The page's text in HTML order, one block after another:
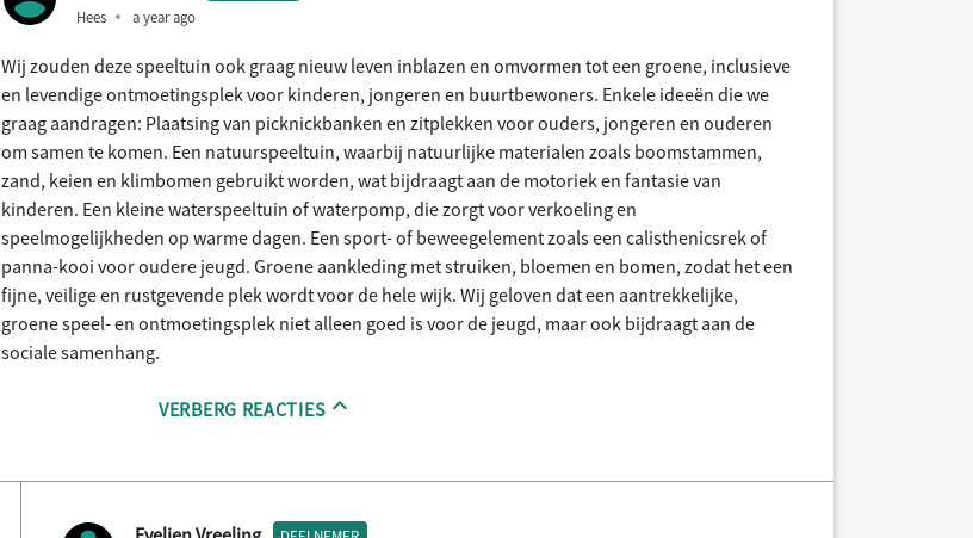
Hees a year ago
Wij zouden deze speeltuin ook graag nieuw leven inblazen en omvormen tot een groene, inclusieve
en levendige ontmoetingsplek voor kinderen, jongeren en buurtbewoners. Enkele ideeën die we
graag aandragen: Plaatsing van picknickbanken en zitplekken voor ouders, jongeren en ouderen
om samen te komen. Een natuurspeeltuin, waarbij natuurlijke materialen zoals boomstammen,
zand, keien en klimbomen gebruikt worden, wat bijdraagt aan de motoriek en fantasie van
kinderen. Een kleine waterspeeltuin of waterpomp, die zorgt voor verkoeling en
speelmogelijkheden op warme dagen. Een sport- of beweegelement zoals een calisthenicsrek of
panna-kooi voor oudere jeugd. Groene aankleding met struiken, bloemen en bomen, zodat het een
fijne, veilige en rustgevende plek wordt voor de hele wijk. Wij geloven dat een aantrekkelijke,
groene speel- en ontmoetingsplek niet alleen goed is voor de jeugd, maar ook bijdraagt aan de
sociale samenhang.
VERBERG REACTIES